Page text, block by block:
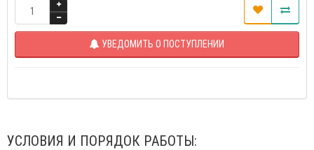
УВЕДОМИТЬ О ПОСТУПЛЕНИИ
УСЛОВИЯ И ПОРЯДОК РАБОТЫ: